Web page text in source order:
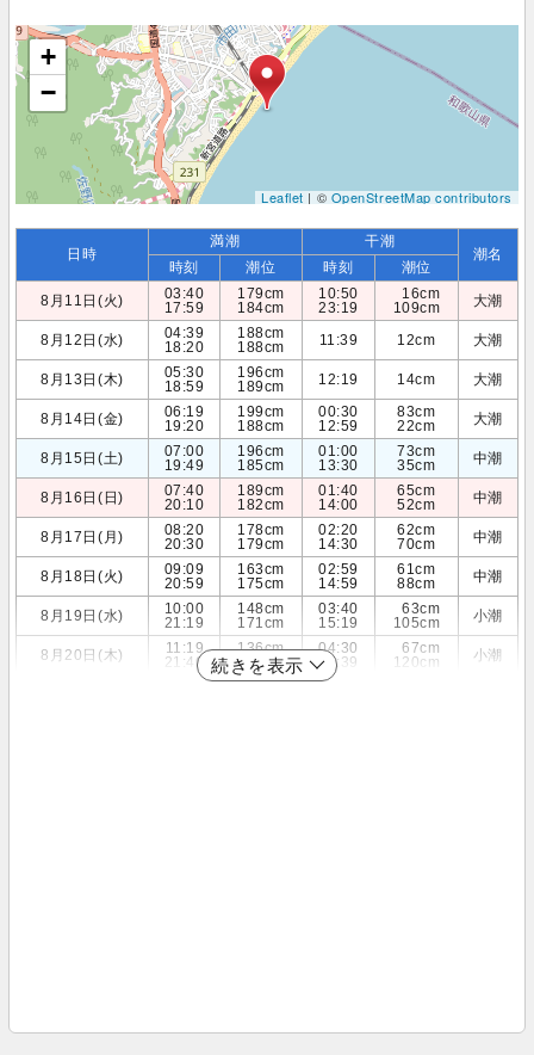
+
−
Leaflet| ©OpenStreetMap contributors
日時
満潮 干潮
潮名
時刻 潮位 時刻
潮位
8月11日(火)
03:40
17:59
179cm
184cm
10:50
23:19
16cm
109cm
大潮
8月12日(水)
04:39
18:20
188cm
188cm
11:39 12cm 大潮
8月13日(木)
05:30
18:59
196cm
189cm
12:19 14cm 大潮
8月14日(金)
06:19
19:20
199cm
188cm
00:30
12:59
83cm
22cm
大潮
8月15日(土)
07:00
19:49
196cm
185cm
01:00
13:30
73cm
35cm
中潮
8月16日(日)
07:40
20:10
189cm
182cm
01:40
14:00
65cm
52cm
中潮
8月17日(月)
08:20
20:30
178cm
179cm
02:20
14:30
62cm
70cm
中潮
8月18日(火)
09:09
20:59
163cm
175cm
02:59
14:59
61cm
88cm
中潮
8月19日(水)
10:00
21:19
148cm
171cm
03:40
15:19
63cm
105cm
小潮
8月20日(木)
11:19
21:40
136cm
166cm
04:30
15:39
67cm
120cm
小潮
続きを表示